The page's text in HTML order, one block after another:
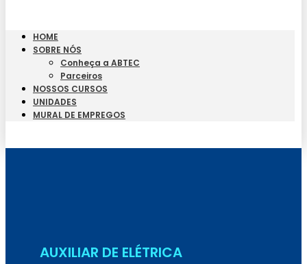
HOME
SOBRE NÓS
Conheça a ABTEC
Parceiros
NOSSOS CURSOS
UNIDADES
MURAL DE EMPREGOS
AUXILIAR DE ELÉTRICA